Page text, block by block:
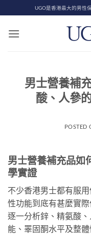
to
content
UGO是香港最大的男性
男士營養補
酸、人參
POSTED
男士營養補充品如
學實證
不少香港男士都有服
性功能到底有甚麼實
逐一分析鋅、精氨酸
能、睪固酮水平及整